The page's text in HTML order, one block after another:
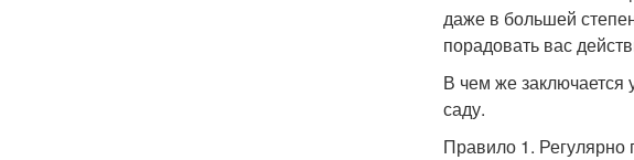
даже в большей
порадовать вас
В чем же заключается
саду.
Правило 1. Регулярно